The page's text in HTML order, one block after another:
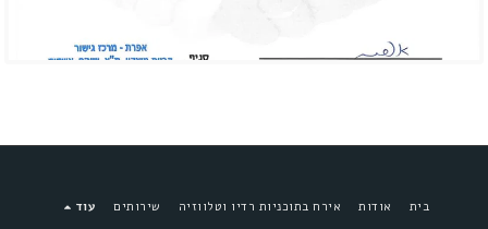
בית אודות אירח בתוכניות רדיו וטלווזיה שירותים עוד